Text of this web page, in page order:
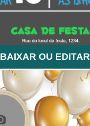
BAIXAR OU EDITAR